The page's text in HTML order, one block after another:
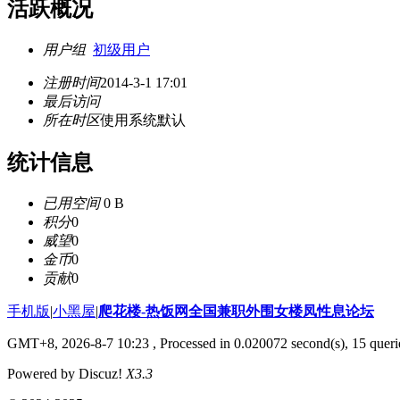
活跃概况
用户组 初级用户
注册时间2014-3-1 17:01
最后访问
所在时区使用系统默认
统计信息
已用空间0 B
积分0
威望0
金币0
贡献0
手机版|小黑屋|爬花楼-热饭网全国兼职外围女楼凤性息论坛
GMT+8, 2026-8-7 10:23 , Processed in 0.020072 second(s), 15
Powered by Discuz! X3.3